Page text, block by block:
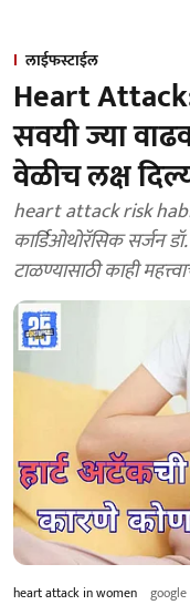
लाईफस्टाईल
Heart Attack:
सवयी ज्या
वेळीच लक्ष
heart attack risk
कार्डिओथोरॅसिक सर्जन
टाळण्यासाठी काही
heart attack in women google